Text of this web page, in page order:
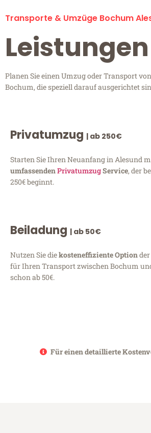
Transporte & Umzüge Bochum
Planen Sie einen Umzug oder Transport
Bochum, die speziell darauf ausgerichtet
Privatumzug | ab 250€
Starten Sie Ihren Neuanfang in Alesund
umfassendenPrivatumzugService, der
250€ beginnt.
Beiladung | ab 50€
Nutzen Sie diekosteneffiziente Optionder
für Ihren Transport zwischen Bochum
schon ab 50€.
Für einen detaillierte